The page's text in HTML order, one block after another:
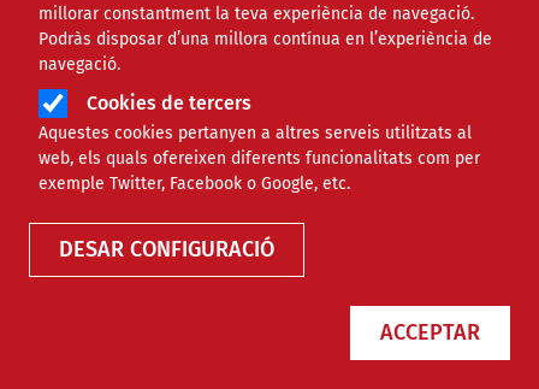
millorar constantment la teva experiència de navegació.
Podràs disposar d’una millora contínua en l’experiència de
navegació.
Cookies de tercers
Aquestes cookies pertanyen a altres serveis utilitzats al
web, els quals ofereixen diferents funcionalitats com per
exemple Twitter, Facebook o Google, etc.
DESAR CONFIGURACIÓ
ACCEPTAR
Guanya’t el cel amb el Pare Manel